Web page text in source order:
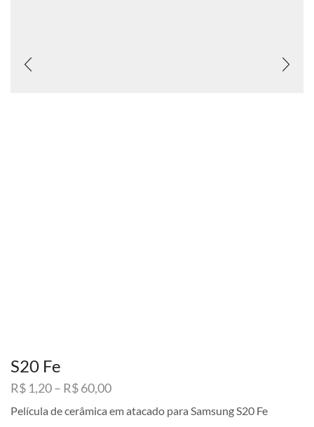
S20 Fe
R$ 1,20– R$60,00Faixa
preço:
Película de cerâmica em atacado para Samsung S20 Fe